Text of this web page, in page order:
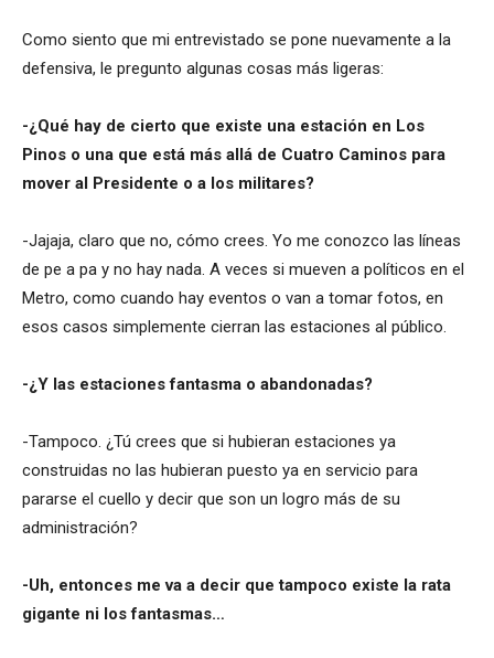
Como siento que mi entrevistado se pone nuevamente a la
defensiva, le pregunto algunas cosas más ligeras:
-¿Qué hay de cierto que existe una estación en Los
Pinos o una que está más allá de Cuatro Caminos para
mover al Presidente o a los militares?
-Jajaja, claro que no, cómo crees. Yo me conozco las líneas
de pe a pa y no hay nada. A veces si mueven a políticos en el
Metro, como cuando hay eventos o van a tomar fotos, en
esos casos simplemente cierran las estaciones al público.
-¿Y las estaciones fantasma o abandonadas?
-Tampoco. ¿Tú crees que si hubieran estaciones ya
construidas no las hubieran puesto ya en servicio para
pararse el cuello y decir que son un logro más de su
administración?
-Uh, entonces me va a decir que tampoco existe la rata
gigante ni los fantasmas…